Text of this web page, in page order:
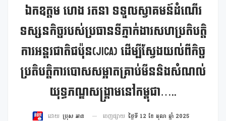
ឯកឧត្ដម ហេង រតនា ទទួលស្វាគមន៍ដំណើរ
ទស្សនកិច្ចរបស់ប្រធានទីភ្នាក់ងារសហប្រតិបត្តិ
ការអន្តរជាតិជប៉ុន(JICA) ដើម្បីស្វែងយល់ពីកិច្ច
ប្រតិបត្តិការបោសសម្អាតគ្រាប់មីននិងសំណល់
យុទ្ធភណ្ឌសង្គ្រាមនៅកម្ពុជា…..
ដោយ ប្រុស អាន ចេញផ្សាយ ថ្ងៃទី 12 ខែ តុលា ឆ្នាំ 2025